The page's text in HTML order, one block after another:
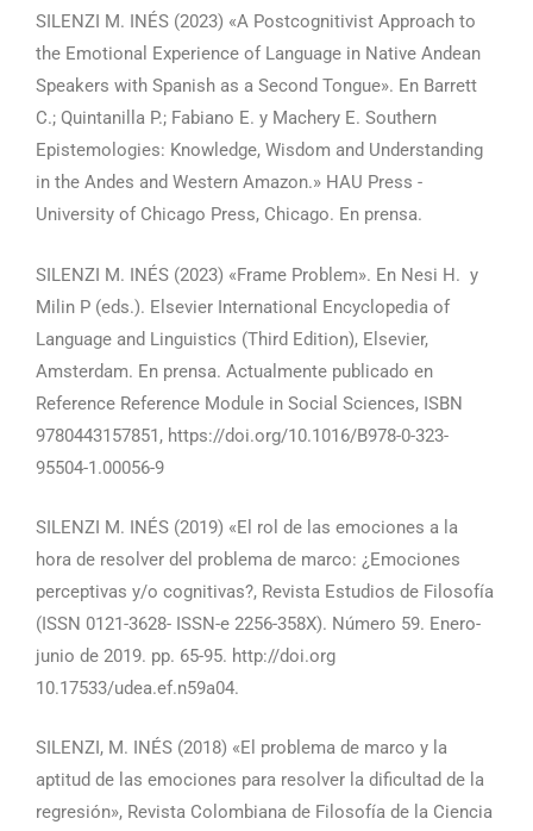
SILENZI M. INÉS (2023) «A Postcognitivist Approach to
the Emotional Experience of Language in Native Andean
Speakers with Spanish as a Second Tongue». En Barrett
C.; Quintanilla P.; Fabiano E. y Machery E. Southern
Epistemologies: Knowledge, Wisdom and Understanding
in the Andes and Western Amazon.» HAU Press -
University of Chicago Press, Chicago. En prensa.
SILENZI M. INÉS (2023) «Frame Problem». En Nesi H. y
Milin P (eds.). Elsevier International Encyclopedia of
Language and Linguistics (Third Edition), Elsevier,
Amsterdam. En prensa. Actualmente publicado en
Reference Reference Module in Social Sciences, ISBN
9780443157851, https://doi.org/10.1016/B978-0-323-
95504-1.00056-9
SILENZI M. INÉS (2019) «El rol de las emociones a la
hora de resolver del problema de marco: ¿Emociones
perceptivas y/o cognitivas?, Revista Estudios de Filosofía
(ISSN 0121-3628- ISSN-e 2256-358X). Número 59. Enero-
junio de 2019. pp. 65-95. http://doi.org
10.17533/udea.ef.n59a04.
SILENZI, M. INÉS (2018) «El problema de marco y la
aptitud de las emociones para resolver la dificultad de la
regresión», Revista Colombiana de Filosofía de la Ciencia